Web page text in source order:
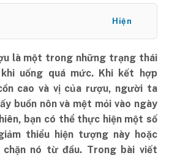
Hiện
là một trong những trạng thái
uống quá mức. Khi kết hợp
cao và vị của rượu, người ta
buồn nôn và mệt mỏi vào ngày
bạn có thể thực hiện một số
thiểu hiện tượng này hoặc
chặn nó từ đầu. Trong bài viết